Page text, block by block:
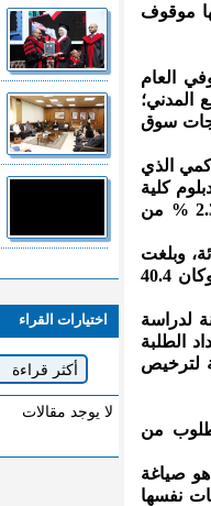
موقوف
العام
المدني؛
تكفي احتياجات سوق
الذي
كلية
المجتمع الشامل، في حين بلغت نسبة التعيينات خلال العقد الأخير في المتوسط نحو 2.3 % من
الثالث من العام الماضي 2022 نحو 23.1 بالمائة، وبلغت
نسبة المتعطلين من حملة الشهادة الثانوية فأعلى 59.3 بالمائة من إجمالي المتعطلين، وكان 40.4
لدراسة
الطلبة
لترخيص
من
صياغة
نفسها
اختيارات القراء
لا يوجد مقالات